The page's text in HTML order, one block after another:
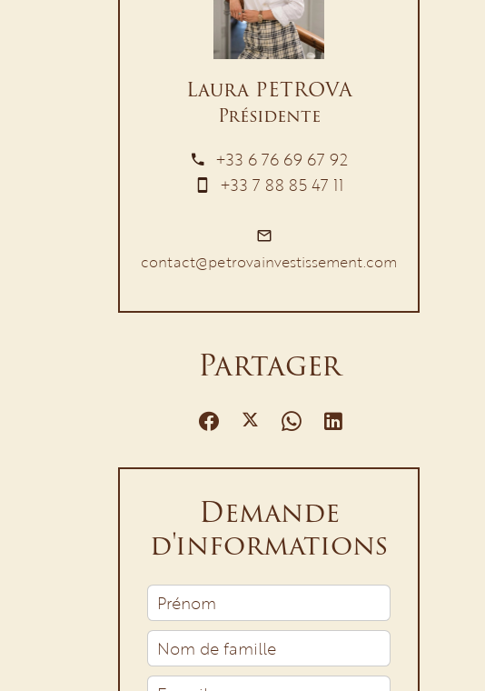
Laura PETROVA
Présidente
+33 6 76 69 67 92
+33 7 88 85 47 11
contact@petrovainvestissement.com
Partager
Demande
d'informations